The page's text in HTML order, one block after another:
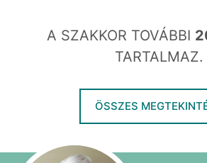
A SZAKKOR TOVÁBBI
TARTALMAZ.
ÖSSZES